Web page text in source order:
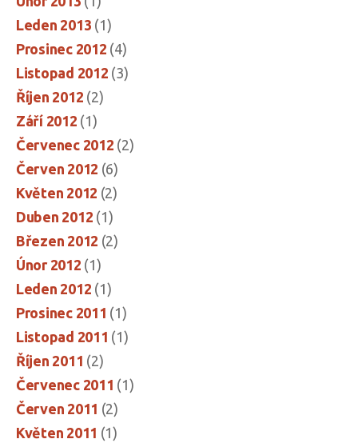
Leden 2013 (1)
Prosinec 2012 (4)
Listopad 2012 (3)
Říjen 2012 (2)
Září 2012 (1)
Červenec 2012 (2)
Červen 2012 (6)
Květen 2012 (2)
Duben 2012 (1)
Březen 2012 (2)
Únor 2012 (1)
Leden 2012 (1)
Prosinec 2011 (1)
Listopad 2011 (1)
Říjen 2011 (2)
Červenec 2011 (1)
Červen 2011 (2)
Květen 2011 (1)